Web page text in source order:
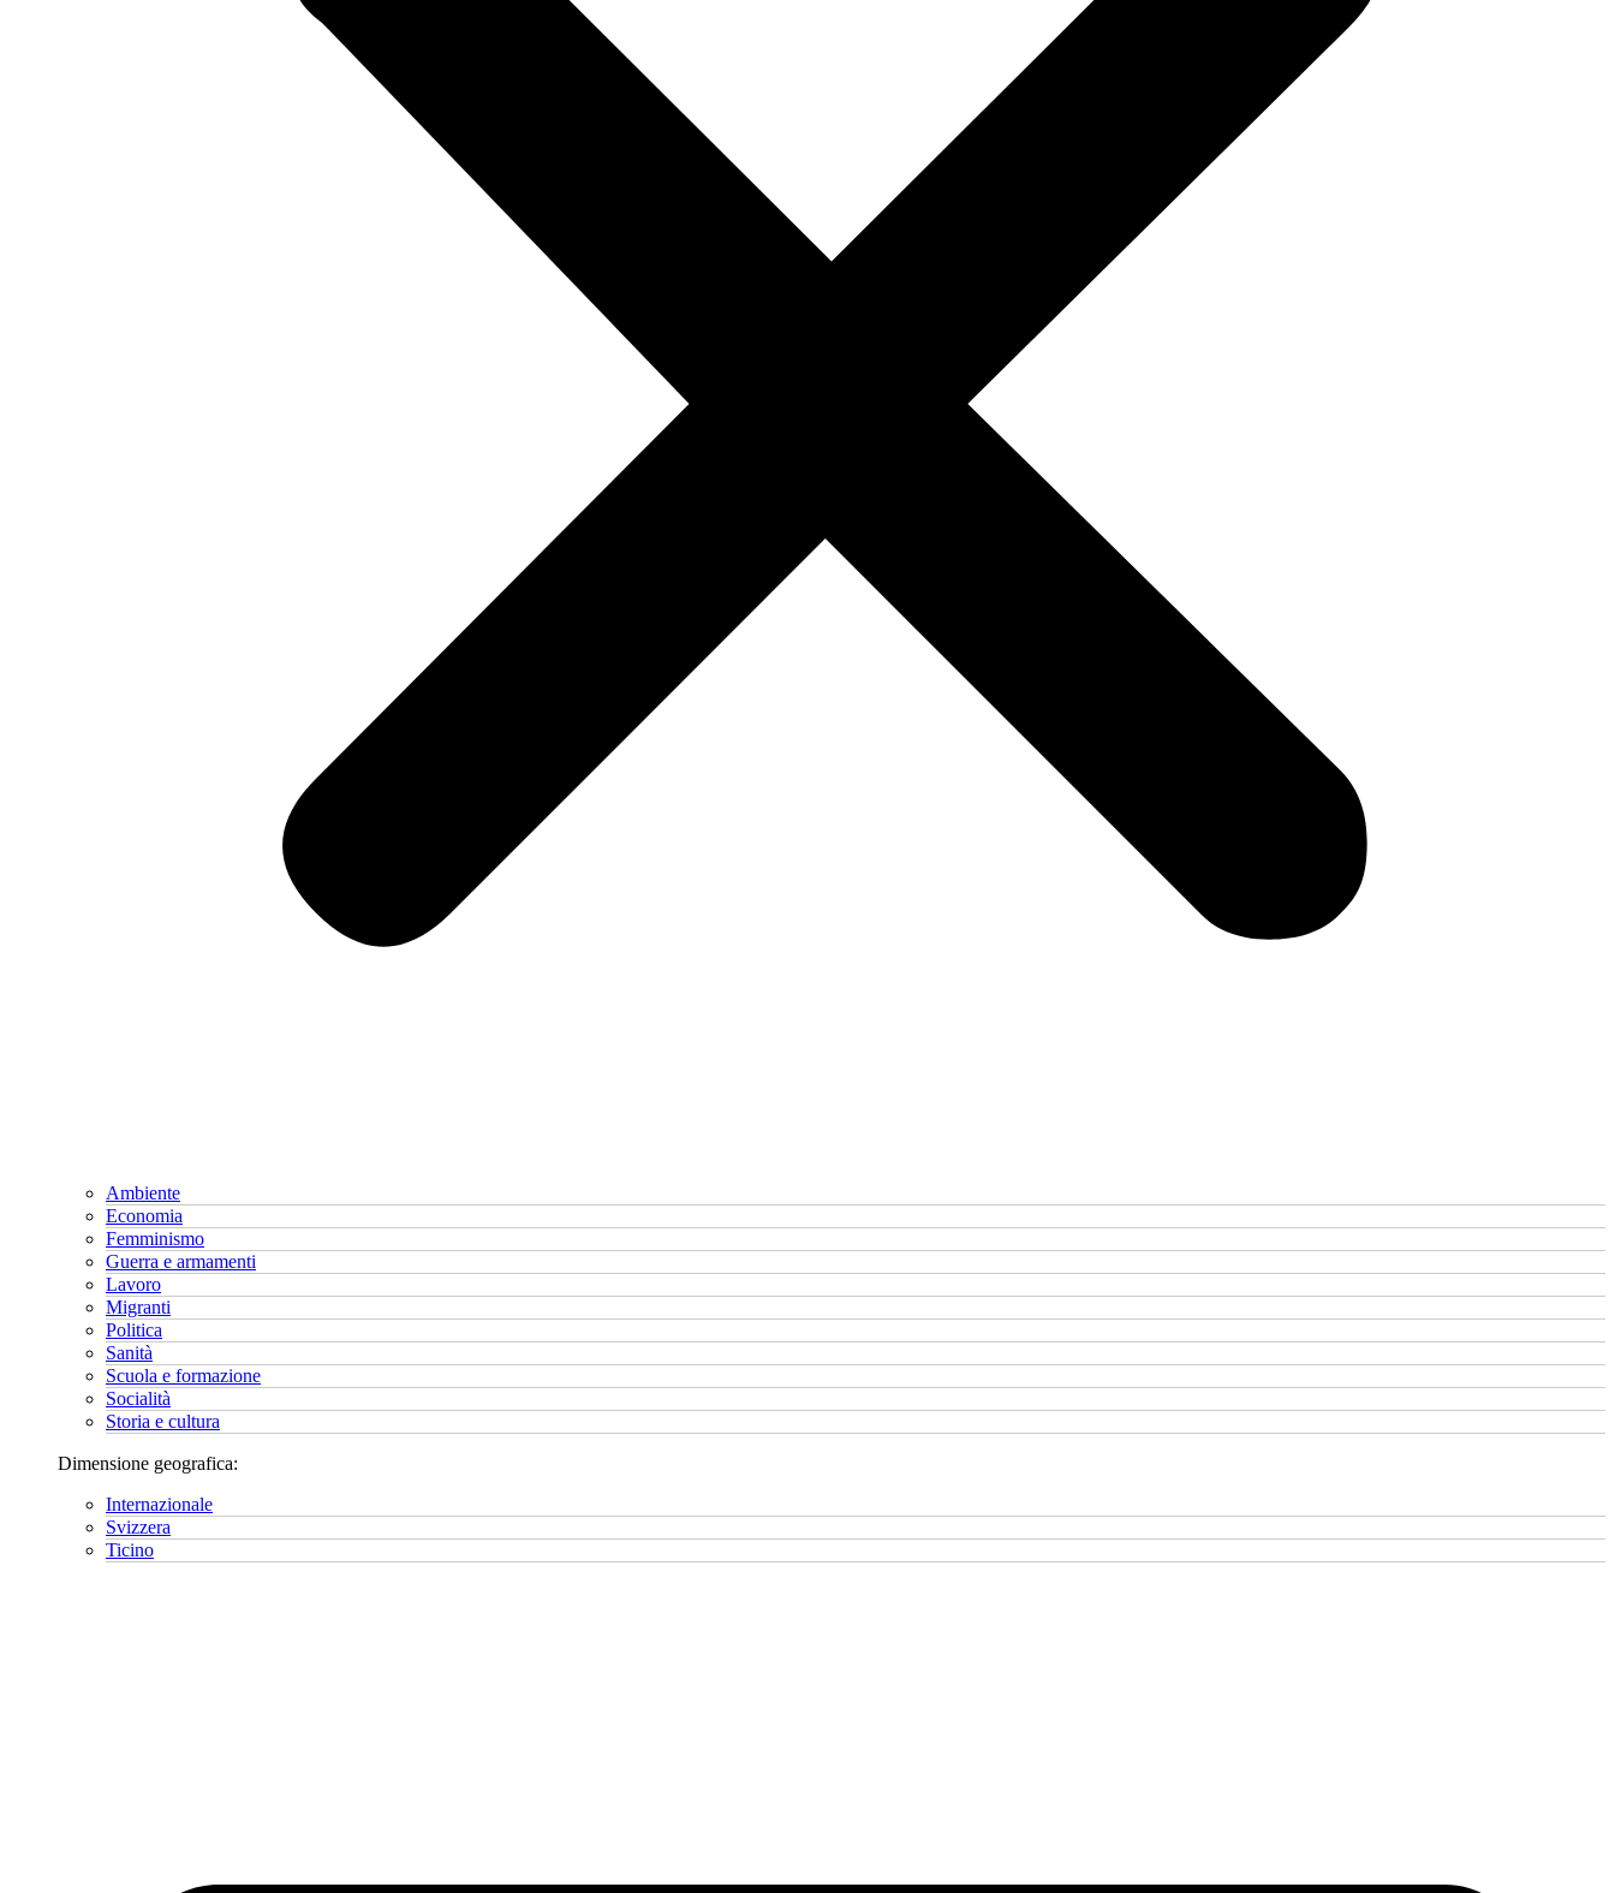
Ambiente
Economia
Femminismo
Guerra e armamenti
Lavoro
Migranti
Politica
Sanità
Scuola e formazione
Socialità
Storia e cultura
Dimensione geografica:
Internazionale
Svizzera
Ticino